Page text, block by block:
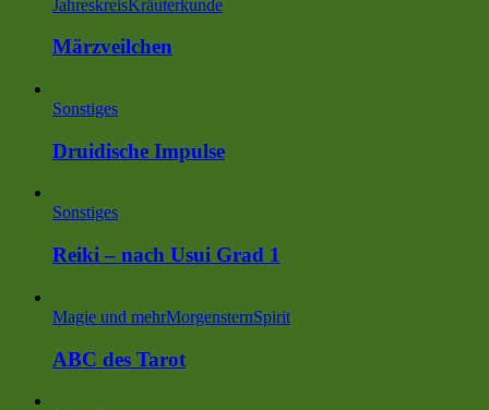
JahreskreisKräuterkunde
Märzveilchen
Sonstiges
Druidische Impulse
Sonstiges
Reiki – nach Usui Grad 1
Magie und mehrMorgensternSpirit
ABC des Tarot